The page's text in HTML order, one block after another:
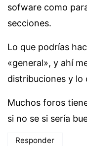
sofware como
secciones.
Lo que podrías
«general», y ahí
distribuciones y lo
Muchos foros
si no se si sería
Responder